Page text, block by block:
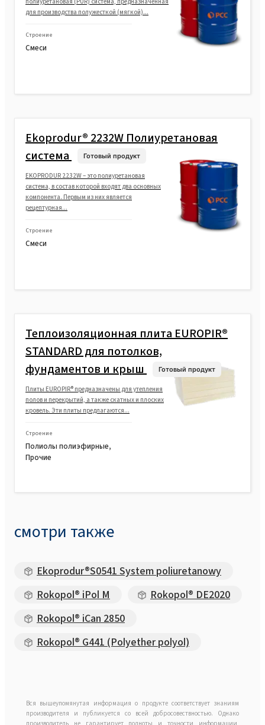
для производства полужесткой (мягкой)...
Строение
Смеси
Ekoprodur® 2232W Полиуретановая
система
Готовый продукт
EKOPRODUR 2232W – это полиуретановая
система, в состав которой входят два основных
компонента. Первым из них является
рецептурная...
Строение
Смеси
Теплоизоляционная плита EUROPIR®
STANDARD для потолков,
фундаментов и крыш
Готовый продукт
Плиты EUROPIR® предназначены для утепления
полов и перекрытий, а также скатных и плоских
кровель. Эти плиты предлагаются...
Строение
Полиолы полиэфирные,
Прочие
смотри также
Ekoprodur®S0541 System poliuretanowy
Rokopol® iPol M
Rokopol® DE2020
Rokopol® iCan 2850
Rokopol® G441 (Polyether polyol)
Вся вышеупомянутая информация о продукте соответствует знаниям
производителя и публикуется со всей добросовествностью. Однако